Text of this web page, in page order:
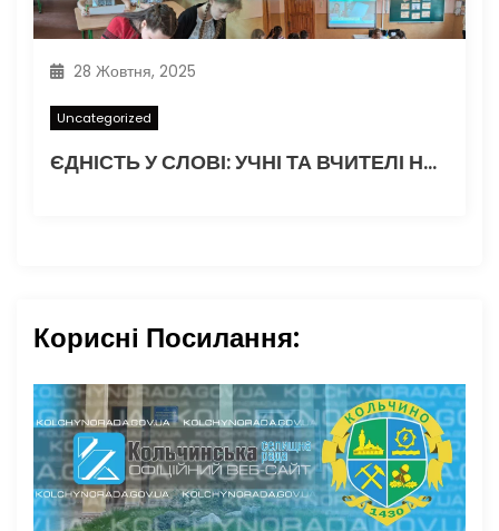
28 Жовтня, 2025
Uncategorized
ЄДНІСТЬ У СЛОВІ: УЧНІ ТА ВЧИТЕЛІ НАПИСАЛИ РАДІОДИКТАНТ НАЦІОНАЛЬНОЇ ЄДНОСТІ
Корисні Посилання: